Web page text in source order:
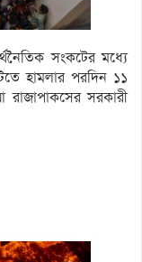
সংকটের মধ্যে
হামলার পরদিন ১১
রাজাপাকসের সরকারী